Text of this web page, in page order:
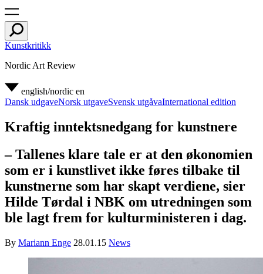
Kunstkritikk
Nordic Art Review
english/nordic en
Dansk udgaveNorsk utgaveSvensk utgåvaInternational edition
Kraftig inntektsnedgang for kunstnere
– Tallenes klare tale er at den økonomien
som er i kunstlivet ikke føres tilbake til
kunstnerne som har skapt verdiene, sier
Hilde Tørdal i NBK om utredningen som
ble lagt frem for kulturministeren i dag.
By Mariann Enge 28.01.15 News